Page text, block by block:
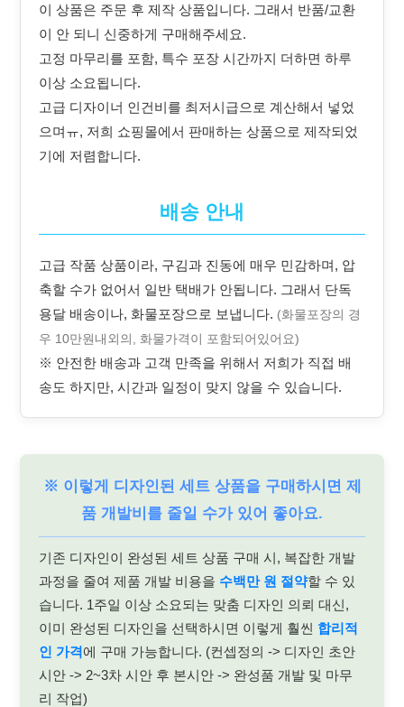
이 상품은 주문 후 제작 상품입니다. 그래서 반품/교환
이 안 되니 신중하게 구매해주세요.
고정 마무리를 포함, 특수 포장 시간까지 더하면 하루
이상 소요됩니다.
고급 디자이너 인건비를 최저시급으로 계산해서 넣었
으며ㅠ, 저희 쇼핑몰에서 판매하는 상품으로 제작되었
기에 저렴합니다.
배송 안내
고급 작품 상품이라, 구김과 진동에 매우 민감하며, 압
축할 수가 없어서 일반 택배가 안됩니다. 그래서 단독
용달 배송이나, 화물포장으로 보냅니다. (화물포장의 경
우 10만원내외의, 화물가격이 포함되어있어요)
※ 안전한 배송과 고객 만족을 위해서 저희가 직접 배
송도 하지만, 시간과 일정이 맞지 않을 수 있습니다.
※ 이렇게 디자인된 세트 상품을 구매하시면 제
품 개발비를 줄일 수가 있어 좋아요.
기존 디자인이 완성된 세트 상품 구매 시, 복잡한 개발
과정을 줄여 제품 개발 비용을 수백만 원 절약할 수 있
습니다. 1주일 이상 소요되는 맞춤 디자인 의뢰 대신,
이미 완성된 디자인을 선택하시면 이렇게 훨씬 합리적
인 가격에 구매 가능합니다. (컨셉정의 -> 디자인 초안
시안 -> 2~3차 시안 후 본시안 -> 완성품 개발 및 마무
리 작업)